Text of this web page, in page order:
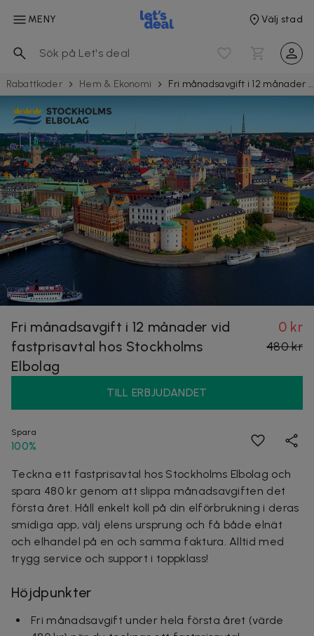
MENY Välj stad
Rabattkoder Hem & Ekonomi Fri månadsavgift i 12 månader vid fastprisavtal hos Stockholms Elbolag
Fri månadsavgift i 12 månader vid
fastprisavtal hos Stockholms
Elbolag
0 kr
480 kr
TILL ERBJUDANDET
Spara
100%
Teckna ett fastprisavtal hos Stockholms Elbolag och
spara 480 kr genom att slippa månadsavgiften det
första året. Håll enkelt koll på din elförbrukning i deras
smidiga app, välj elens ursprung och få både elnät
och elhandel på en och samma faktura. Alltid med
trygg service och support i toppklass!
Höjdpunkter
Fri månadsavgift under hela första året (värde